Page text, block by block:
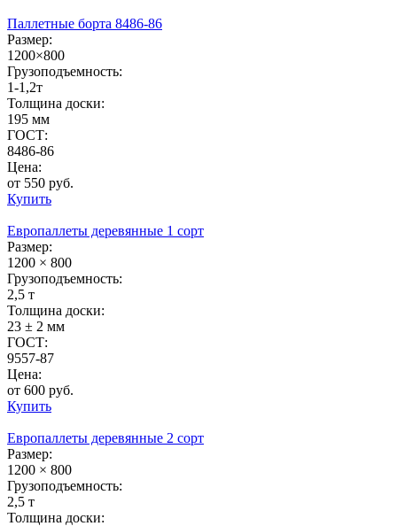
Паллетные борта 8486-86
Размер:
1200×800
Грузоподъемность:
1-1,2т
Толщина доски:
195 мм
ГОСТ:
8486-86
Цена:
от 550 руб.
Купить
Европаллеты деревянные 1 сорт
Размер:
1200 × 800
Грузоподъемность:
2,5 т
Толщина доски:
23 ± 2 мм
ГОСТ:
9557-87
Цена:
от 600 руб.
Купить
Европаллеты деревянные 2 сорт
Размер:
1200 × 800
Грузоподъемность:
2,5 т
Толщина доски: